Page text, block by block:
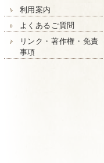
利用案内
よくあるご質問
リンク・著作権・免責
事項